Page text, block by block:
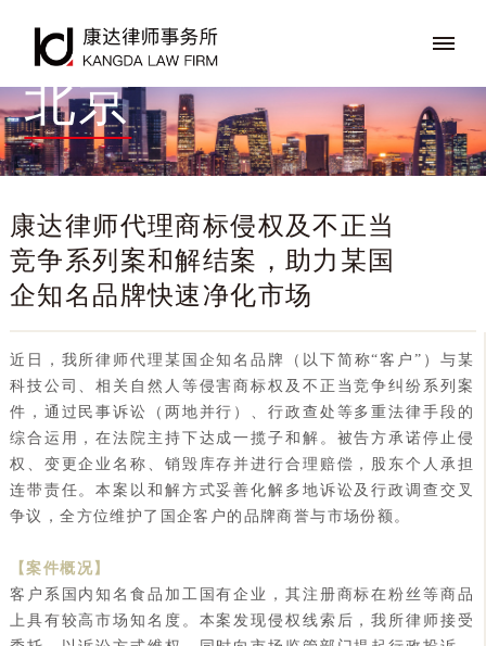
北京
康达律师代理商标侵权及不正当
竞争系列案和解结案，助力某国
企知名品牌快速净化市场
近日，我所律师代理某国企知名品牌（以下简称“客户”）与某
科技公司、相关自然人等侵害商标权及不正当竞争纠纷系列案
件，通过民事诉讼（两地并行）、行政查处等多重法律手段的
综合运用，在法院主持下达成一揽子和解。被告方承诺停止侵
权、变更企业名称、销毁库存并进行合理赔偿，股东个人承担
连带责任。本案以和解方式妥善化解多地诉讼及行政调查交叉
争议，全方位维护了国企客户的品牌商誉与市场份额。
【案件概况】
客户系国内知名食品加工国有企业，其注册商标在粉丝等商品
上具有较高市场知名度。本案发现侵权线索后，我所律师接受